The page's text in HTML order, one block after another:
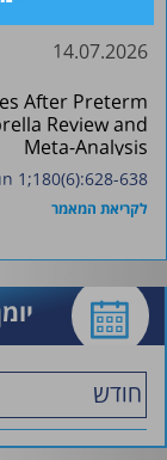
14.07.2026
After Preterm
Review and
Meta-Analysis
1;180(6):628-638
לקריאת המאמר
חודש